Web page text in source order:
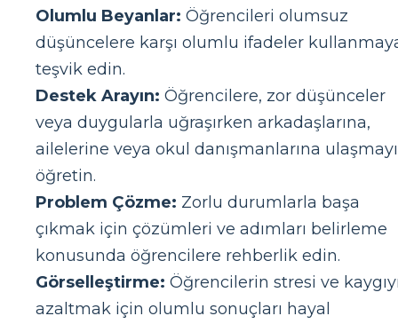
Olumlu Beyanlar: Öğrencileri olumsuz
düşüncelere karşı olumlu ifadeler
teşvik edin.
Destek Arayın: Öğrencilere, zor düşünceler
veya duygularla uğraşırken arkadaşlarına,
ailelerine veya okul danışmanlarına ulaşmayı
öğretin.
Problem Çözme: Zorlu durumlarla başa
çıkmak için çözümleri ve adımları belirleme
konusunda öğrencilere rehberlik edin.
Görselleştirme: Öğrencilerin stresi ve
azaltmak için olumlu sonuçları hayal